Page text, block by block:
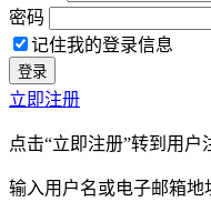
密码
记住我的登录信息
立即注册
点击“立即注册”转到用户
输入用户名或电子邮箱